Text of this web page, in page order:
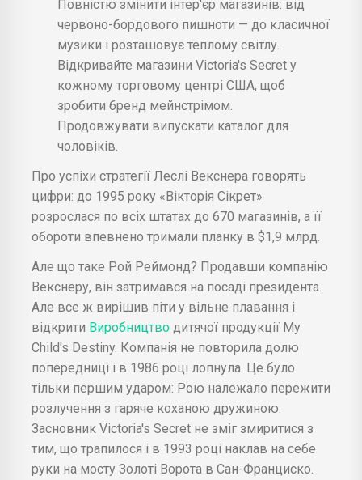
Повністю змінити інтер'єр магазинів: від
червоно-бордового пишноти — до класичної
музики і розташовує теплому світлу.
Відкривайте магазини Victoria's Secret у
кожному торговому центрі США, щоб
зробити бренд мейнстрімом.
Продовжувати випускати каталог для
чоловіків.
Про успіхи стратегії Леслі Векснера говорять
цифри: до 1995 року «Вікторія Сікрет»
розрослася по всіх штатах до 670 магазинів, а її
обороти впевнено тримали планку в $1,9 млрд.
Але що таке Рой Реймонд? Продавши компанію
Векснеру, він затримався на посаді президента.
Але все ж вирішив піти у вільне плавання і
відкрити Виробництво дитячої продукції My
Child's Destiny. Компанія не повторила долю
попередниці і в 1986 році лопнула. Це було
тільки першим ударом: Рою належало пережити
розлучення з гаряче коханою дружиною.
Засновник Victoria's Secret не зміг змиритися з
тим, що трапилося і в 1993 році наклав на себе
руки на мосту Золоті Ворота в Сан-Франциско.